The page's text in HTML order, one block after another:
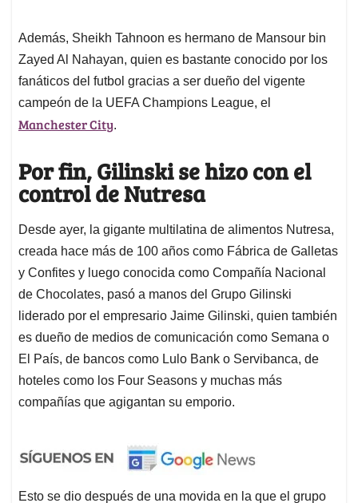
Además, Sheikh Tahnoon es hermano de Mansour bin
Zayed Al Nahayan, quien es bastante conocido por los
fanáticos del futbol gracias a ser dueño del vigente
campeón de la UEFA Champions League, el
Manchester City.
Por fin, Gilinski se hizo con el
control de Nutresa
Desde ayer, la gigante multilatina de alimentos Nutresa,
creada hace más de 100 años como Fábrica de Galletas
y Confites y luego conocida como Compañía Nacional
de Chocolates, pasó a manos del Grupo Gilinski
liderado por el empresario Jaime Gilinski, quien también
es dueño de medios de comunicación como Semana o
El País, de bancos como Lulo Bank o Servibanca, de
hoteles como los Four Seasons y muchas más
compañías que agigantan su emporio.
Esto se dio después de una movida en la que el grupo